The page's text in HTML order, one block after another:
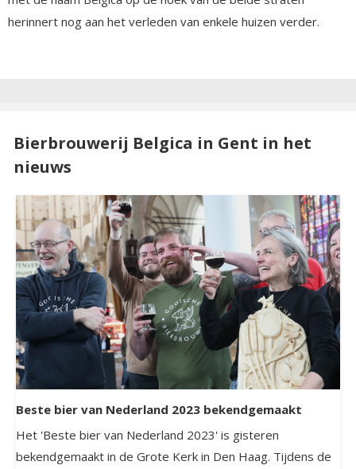
herinnert nog aan het verleden van enkele huizen verder.
Bierbrouwerij Belgica in Gent in het
nieuws
Beste bier van Nederland 2023 bekendgemaakt
Het 'Beste bier van Nederland 2023' is gisteren
bekendgemaakt in de Grote Kerk in Den Haag. Tijdens de